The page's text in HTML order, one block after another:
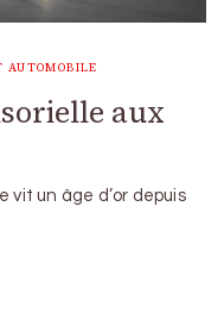
AUTOMOBILE
aux
vit un âge d’or depuis